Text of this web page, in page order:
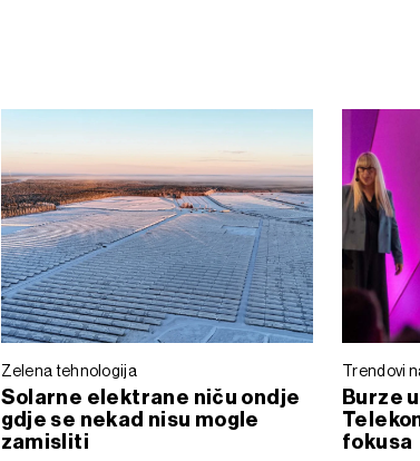
Zelena tehnologija
Solarne elektrane niču ondje
gdje se nekad nisu mogle
zamisliti
Trendovi
Burze
fokusa